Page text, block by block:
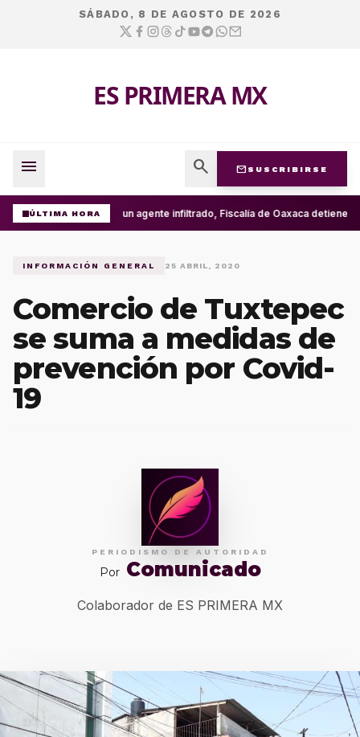
SÁBADO, 8 DE AGOSTO DE 2026
ES PRIMERA MX
menu search mail SUSCRIBIRSE
ÚLTIMA HORACon un agente infiltrado, Fiscalía de Oaxaca detiene
INFORMACIÓN GENERAL 25 ABRIL, 2020
Comercio de Tuxtepec
se suma a medidas de
prevención por Covid-
19
PERIODISMO DE AUTORIDAD
Por Comunicado
Colaborador de ES PRIMERA MX